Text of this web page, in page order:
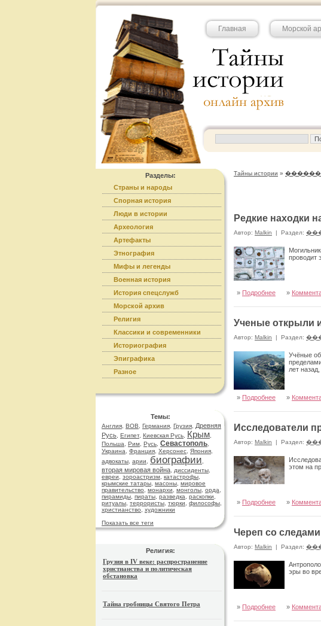
Главная Морской
Разделы:
Страны и народы
Спорная история
Люди в истории
Археология
Артефакты
Этнография
Мифы и легенды
Военная история
История спецслужб
Морской архив
Религия
Классики и современники
Историография
Эпиграфика
Разное
Темы:
Англия ВОВ Германия Грузия
Древняя
Русь Египет, Киевская Русь Крым
Польша
Рим Русь Севастополь
Украина
Франция Херсонес Япония
адвокаты арии биографии
вторая мировая война диссиденты
евреи
зороастризм катастрофы
крымские татары масоны мировое
правительство
монархи монголы орда
пирамиды пираты разведка раскопки
ритуалы террористы тюрки философы
христианство
художники
Показать все теги
Религия:
Грузия в IV веке: распространение
христианства и политическая
обстановка
Тайна гробницы Святого Петра
Тайны истории »
Редкие находки
Автор: Malkin | Раздел:
проводит
» Подробнее »
Ученые открыли
Автор: Malkin | Раздел:
Учёные
лет
» Подробнее »
Исследователи
Автор: Malkin | Раздел:
этом на
» Подробнее »
Череп со
Автор: Malkin | Раздел:
эры во
» Подробнее »